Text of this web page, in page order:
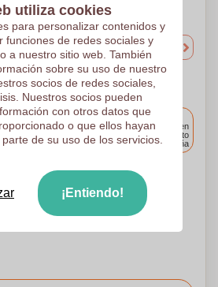
envío
Incluido
antes de las 9.30 a.m.
Entrega en
cualquier punto
de España
suba sus archivos a la
utiliza cookies
para personalizar contenidos y
funciones de redes sociales y
a nuestro sitio web. También
sobre su uso de nuestro
socios de redes sociales,
Nuestros socios pueden
con otros datos que
o que ellos hayan
de su uso de los servicios.
¡Entiendo!